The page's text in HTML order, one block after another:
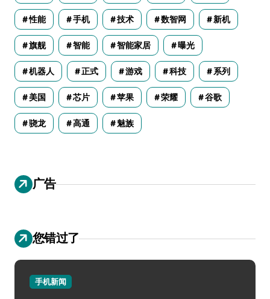
性能 手机 技术 数智网 新机
旗舰 智能 智能家居 曝光
机器人 正式 游戏 科技 系列
美国 芯片 苹果 荣耀 谷歌
骁龙 高通 魅族
广告
您错过了
手机新闻